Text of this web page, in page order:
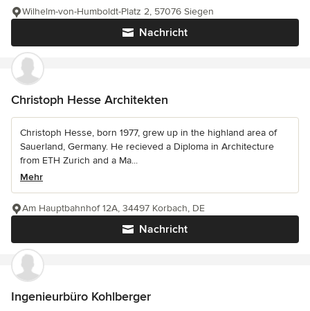
Nachricht
Wilhelm-von-Humboldt-Platz 2, 57076 Siegen
Christoph Hesse Architekten
Christoph Hesse, born 1977, grew up in the highland area of
Sauerland, Germany. He recieved a Diploma in Architecture
from ETH Zurich and a Ma...
Mehr
Nachricht
Am Hauptbahnhof 12A, 34497 Korbach, DE
Ingenieurbüro Kohlberger